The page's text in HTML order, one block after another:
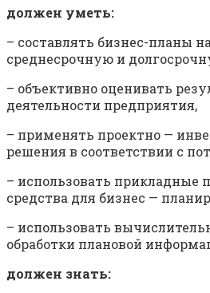
должен уметь:
– составлять бизнес-планы
среднесрочную и
– объективно оценивать
деятельности предприятия,
– применять проектно —
решения в соответствии с
– использовать прикладные
средства для бизнес —
– использовать
обработки плановой
должен знать: